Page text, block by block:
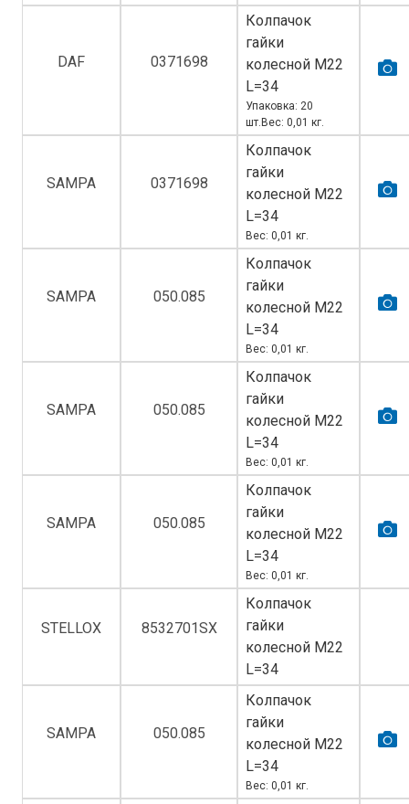
DAF 0371698
Колпачок
гайки
колесной M22
L=34
Упаковка: 20
шт.Вес: 0,01 кг.
SAMPA 0371698
Колпачок
гайки
колесной M22
L=34
Вес: 0,01 кг.
SAMPA 050.085
Колпачок
гайки
колесной M22
L=34
Вес: 0,01 кг.
SAMPA 050.085
Колпачок
гайки
колесной M22
L=34
Вес: 0,01 кг.
SAMPA 050.085
Колпачок
гайки
колесной M22
L=34
Вес: 0,01 кг.
STELLOX 8532701SX
Колпачок
гайки
колесной M22
L=34
SAMPA 050.085
Колпачок
гайки
колесной M22
L=34
Вес: 0,01 кг.